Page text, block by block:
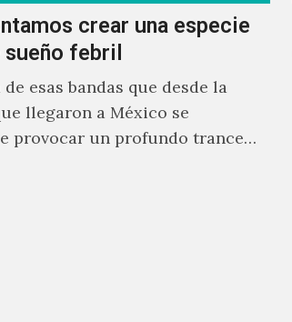
crear una especie
febril
esas bandas que desde la
llegaron a México se
provocar un profundo trance